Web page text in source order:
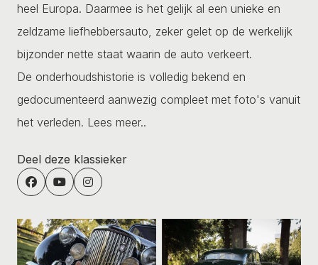
heel Europa. Daarmee is het gelijk al een unieke en
zeldzame liefhebbersauto, zeker gelet op de werkelijk
bijzonder nette staat waarin de auto verkeert.
De onderhoudshistorie is volledig bekend en
gedocumenteerd aanwezig compleet met foto's vanuit
het verleden. Lees meer..
Deel deze klassieker